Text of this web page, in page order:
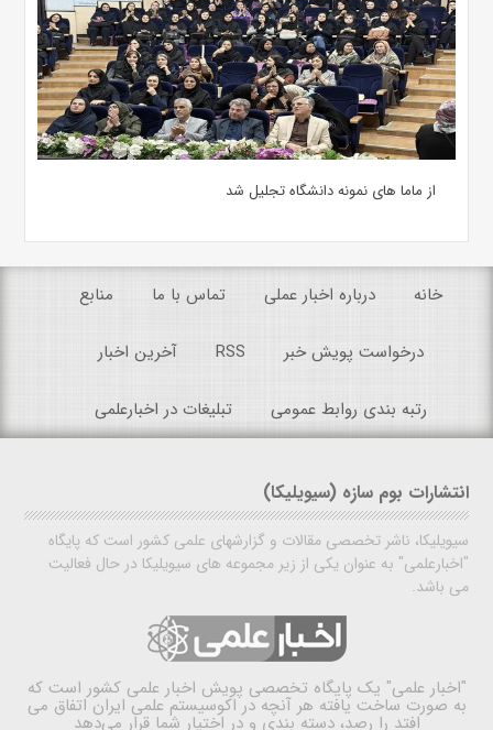
از ماما های نمونه دانشگاه تجلیل شد
خانه درباره اخبار عملی تماس با ما منابع
درخواست پویش خبر RSS آخرین اخبار
رتبه بندی روابط عمومی تبلیغات در اخبارعلمی
انتشارات بوم سازه (سیویلیکا)
سیویلیکا، ناشر تخصصی مقالات و گزارشهای علمی کشور است که پایگاه
"اخبارعلمی" به عنوان یکی از زیر مجموعه های سیویلیکا در حال فعالیت
می باشد.
"اخبار علمی" یک پایگاه تخصصی پویش اخبار علمی کشور است که
به صورت ساخت یافته هر آنچه در اکوسیستم علمی ایران اتفاق می
افتد را رصد، دسته بندی و در اختیار شما قرار می‌دهد